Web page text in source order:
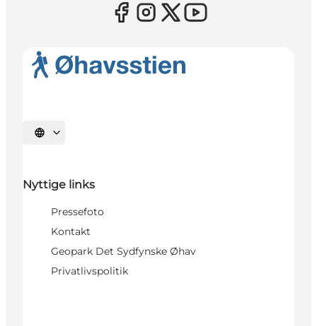
Vælg sprog
Nyttige links
Pressefoto
Kontakt
Geopark Det Sydfynske Øhav
Privatlivspolitik